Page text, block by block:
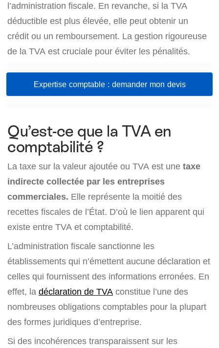
l’administration fiscale. En revanche, si la TVA
déductible est plus élevée, elle peut obtenir un
crédit ou un remboursement. La gestion rigoureuse
de la TVA est cruciale pour éviter les pénalités.
Expertise comptable : demander mon devis
Qu’est-ce que la TVA en
comptabilité ?
La taxe sur la valeur ajoutée ou TVA est une taxe
indirecte collectée par les entreprises
commerciales. Elle représente la moitié des
recettes fiscales de l’État. D’où le lien apparent qui
existe entre TVA et comptabilité.
L’administration fiscale sanctionne les
établissements qui n’émettent aucune déclaration et
celles qui fournissent des informations erronées. En
effet, la déclaration de TVA constitue l’une des
nombreuses obligations comptables pour la plupart
des formes juridiques d’entreprise.
Si des incohérences transparaissent sur les